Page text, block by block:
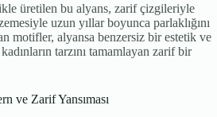
üretilen bu alyans, zarif çizgileriyle
uzun yıllar boyunca parlaklığını
motifler, alyansa benzersiz bir estetik ve
tarzını tamamlayan zarif bir
ve Zarif Yansıması